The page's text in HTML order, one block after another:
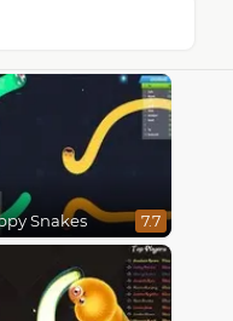
Snakes 7.7